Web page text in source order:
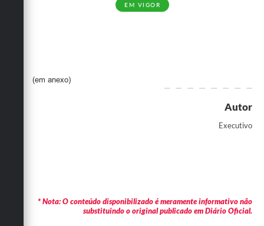
EM VIGOR
(em anexo)
Autor
Executivo
* Nota: O conteúdo disponibilizado é meramente informativo não
substituindo o original publicado em Diário Oficial.